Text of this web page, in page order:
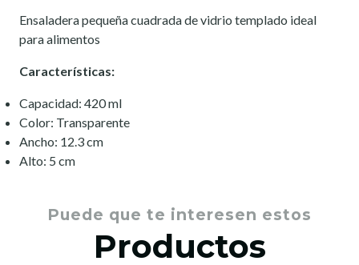
Ensaladera pequeña cuadrada de vidrio templado ideal
para alimentos
Características:
Capacidad: 420 ml
Color: Transparente
Ancho: 12.3 cm
Alto: 5 cm
Puede que te interesen estos
Productos